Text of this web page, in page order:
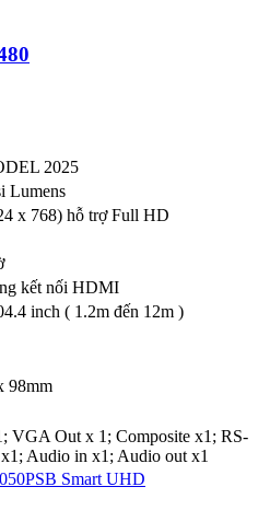
2025
Lumens
x 768) hỗ trợ Full HD
kết nối HDMI
inch ( 1.2m đến 12m )
98mm
Out x 1; Composite x1; RS-
Audio in x1; Audio out x1